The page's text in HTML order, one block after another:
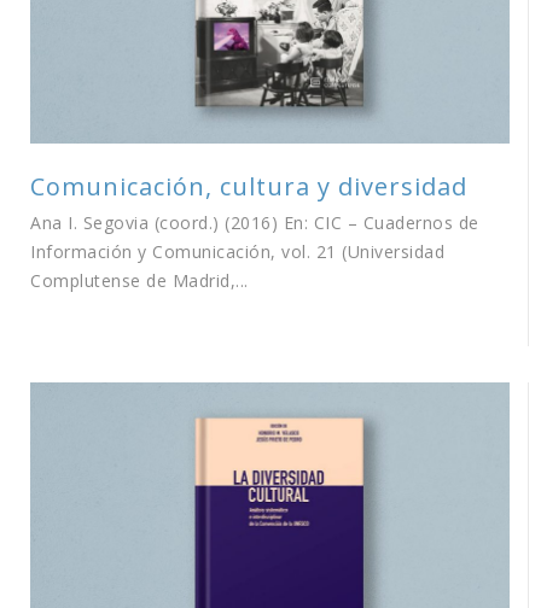
Comunicación, cultura y diversidad
Ana I. Segovia (coord.) (2016) En: CIC – Cuadernos de
Información y Comunicación, vol. 21 (Universidad
Complutense de Madrid,...